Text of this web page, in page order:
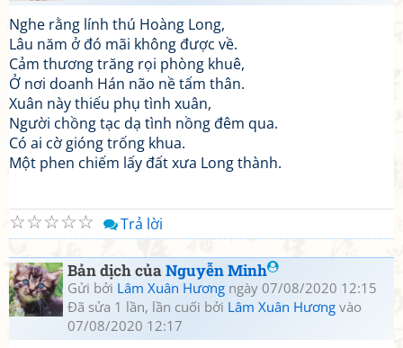
Nghe rằng lính thú Hoàng Long,
Lâu năm ở đó mãi không được về.
Cảm thương trăng rọi phòng khuê,
Ở nơi doanh Hán não nề tấm thân.
Xuân này thiếu phụ tình xuân,
Người chồng tạc dạ tình nồng đêm qua.
Có ai cờ gióng trống khua.
Một phen chiếm lấy đất xưa Long thành.
☆
☆
☆
☆
☆ Trả lời
Bản dịch củaNguyễn Minh
Gửi bởi Lâm Xuân Hương ngày 07/08/2020 12:15
Đã sửa 1 lần, lần cuối bởi Lâm Xuân Hương vào
07/08/2020 12:17